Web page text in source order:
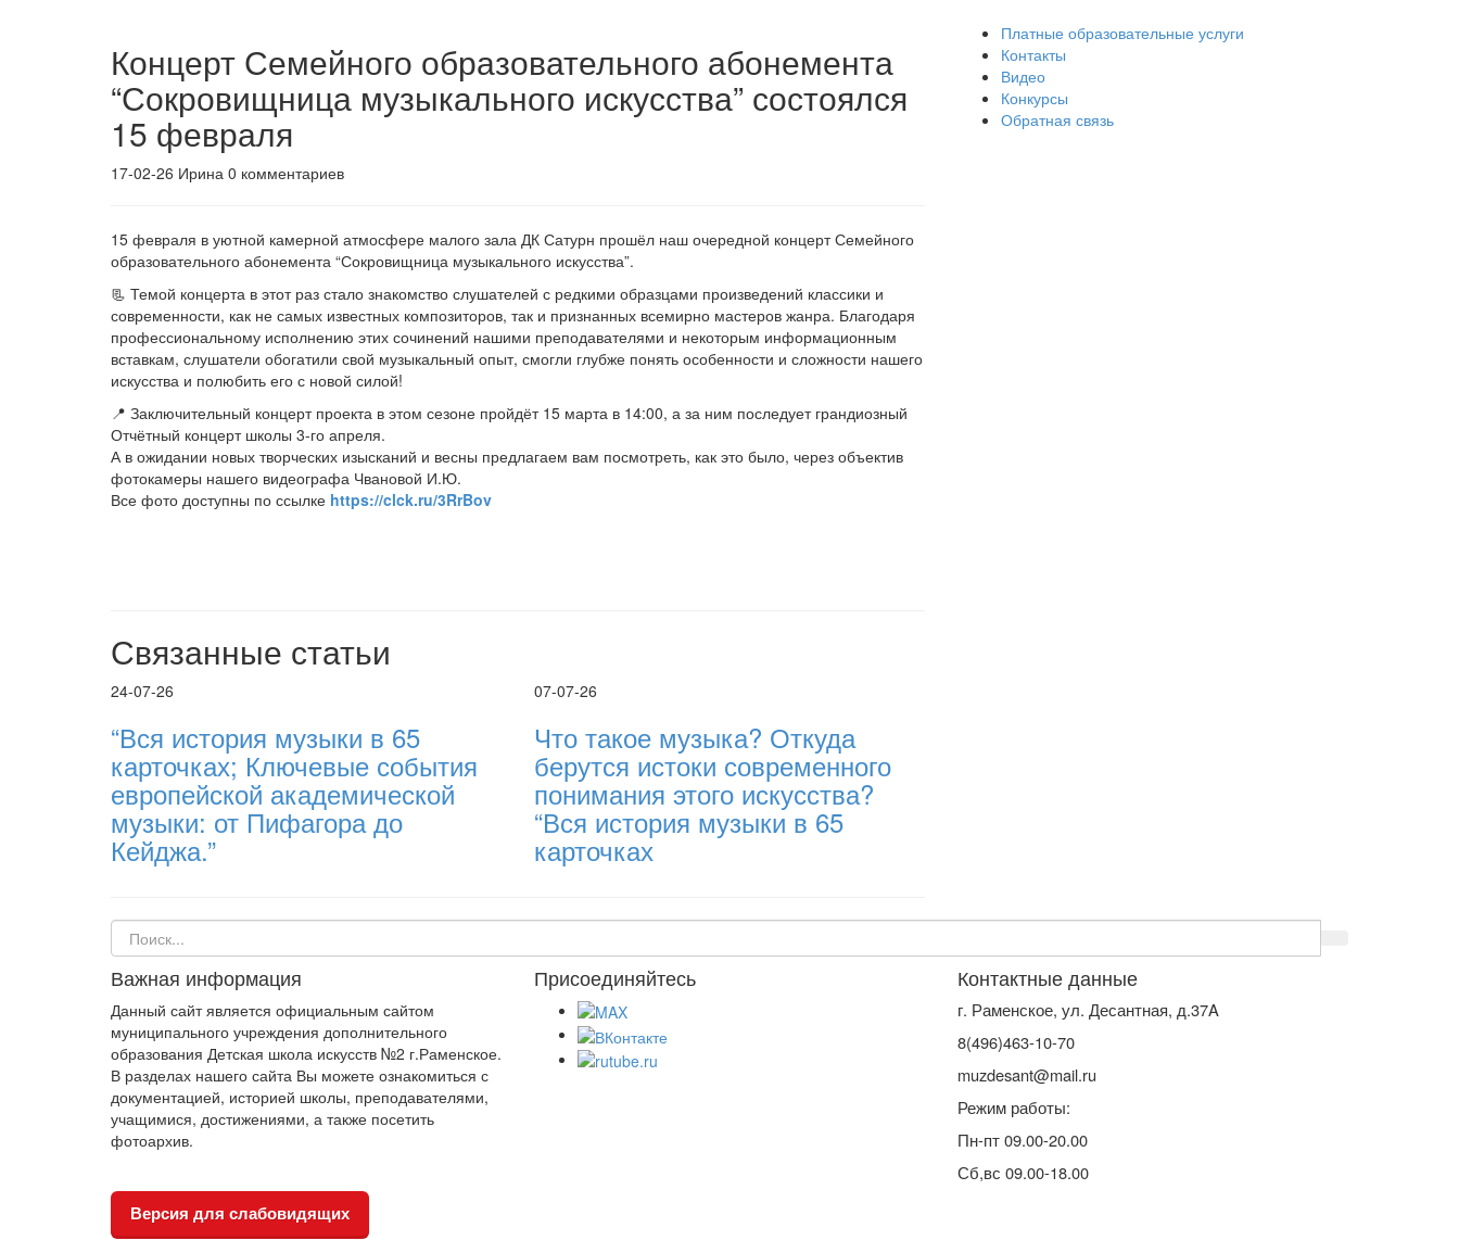
Концерт Семейного образовательного абонемента
“Сокровищница музыкального искусства” состоялся
15 февраля
17-02-26 Ирина 0 комментариев
15 февраля в уютной камерной атмосфере малого зала ДК Сатурн прошёл наш очередной концерт Семейного
образовательного абонемента “Сокровищница музыкального искусства”.
📃 Темой концерта в этот раз стало знакомство слушателей с редкими образцами произведений классики и
современности, как не самых известных композиторов, так и признанных всемирно мастеров жанра. Благодаря
профессиональному исполнению этих сочинений нашими преподавателями и некоторым информационным
вставкам, слушатели обогатили свой музыкальный опыт, смогли глубже понять особенности и сложности нашего
искусства и полюбить его с новой силой!
📍 Заключительный концерт проекта в этом сезоне пройдёт 15 марта в 14:00, а за ним последует грандиозный
Отчётный концерт школы 3-го апреля.
А в ожидании новых творческих изысканий и весны предлагаем вам посмотреть, как это было, через объектив
фотокамеры нашего видеографа Чвановой И.Ю.
Все фото доступны по ссылке https://clck.ru/3RrBov
Связанные статьи
24-07-26
“Вся история музыки в 65
карточках; Ключевые события
европейской академической
музыки: от Пифагора до
Кейджа.”
07-07-26
Что такое музыка? Откуда
берутся истоки современного
понимания этого искусства?
“Вся история музыки в 65
карточках
Платные образовательные услуги
Контакты
Видео
Конкурсы
Обратная связь
Важная информация
Данный сайт является официальным сайтом
муниципального учреждения дополнительного
образования Детская школа искусств №2 г.Раменское.
В разделах нашего сайта Вы можете ознакомиться с
документацией, историей школы, преподавателями,
учащимися, достижениями, а также посетить
фотоархив.
Версия для слабовидящих
Присоединяйтесь Контактные данные
г. Раменское, ул. Десантная, д.37A
8(496)463-10-70
muzdesant@mail.ru
Режим работы:
Пн-пт 09.00-20.00
Сб,вс 09.00-18.00